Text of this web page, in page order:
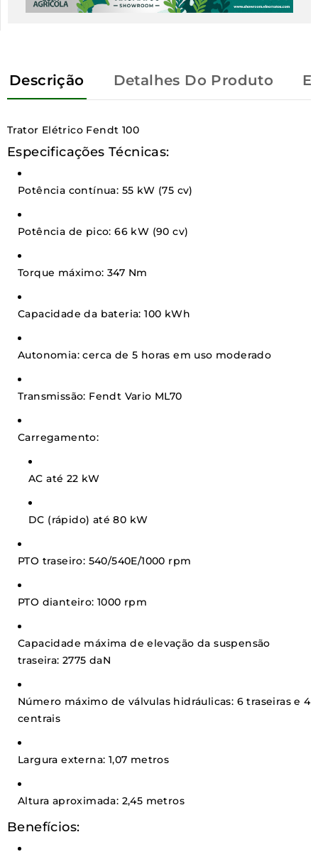
Descrição Detalhes Do Produto
Trator Elétrico Fendt 100
Especificações Técnicas:
Potência contínua: 55 kW (75 cv)
Potência de pico: 66 kW (90 cv)
Torque máximo: 347 Nm
Capacidade da bateria: 100 kWh
Autonomia: cerca de 5 horas em uso moderado
Transmissão: Fendt Vario ML70
Carregamento:
AC até 22 kW
DC (rápido) até 80 kW
PTO traseiro: 540/540E/1000 rpm
PTO dianteiro: 1000 rpm
Capacidade máxima de elevação da suspensão
traseira: 2775 daN
Número máximo de válvulas hidráulicas: 6 traseiras e 4
centrais
Largura externa: 1,07 metros
Altura aproximada: 2,45 metros
Benefícios: